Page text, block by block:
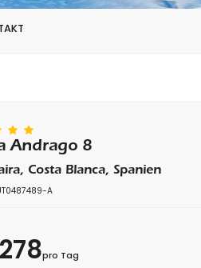
Andrago 8
Costa Blanca, Spanien
A
pro Tag